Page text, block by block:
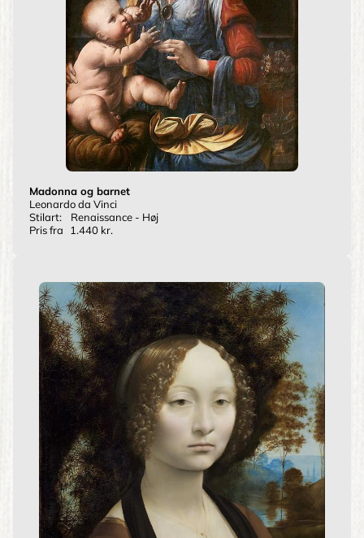
Madonna og barnet
Leonardo da Vinci
Stilart:
Renaissance - Høj
Pris fra
1.440 kr.